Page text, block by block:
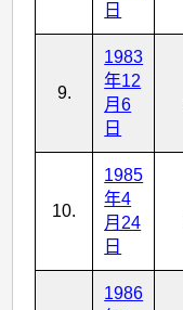
日
9.
1983
年12
月6
日
10.
1985
年4
月24
日
1986